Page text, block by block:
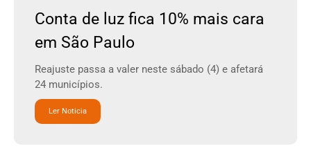
Conta de luz fica 10% mais cara
em São Paulo
Reajuste passa a valer neste sábado (4) e afetará
24 municípios.
Ler Noticia